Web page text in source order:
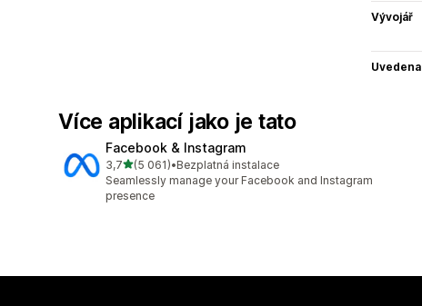
Vývojář
Uvedena
Více aplikací jako je tato
Facebook & Instagram
3,7z 5 hvězd
(5 061)
Celkový počet recenzí: 5061
•Bezplatná instalace
Seamlessly manage your Facebook and Instagram
presence